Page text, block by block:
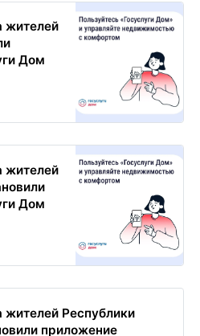
жителей
Дом
жителей
Дом
жителей Республики
приложение